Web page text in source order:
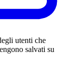
utenti che
salvati su